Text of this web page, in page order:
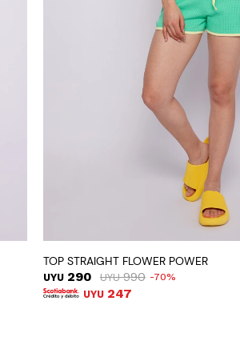
TOP STRAIGHT FLOWER POWER
UYU 290 UYU 990 70
UYU 247